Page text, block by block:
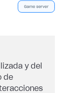
y del
de